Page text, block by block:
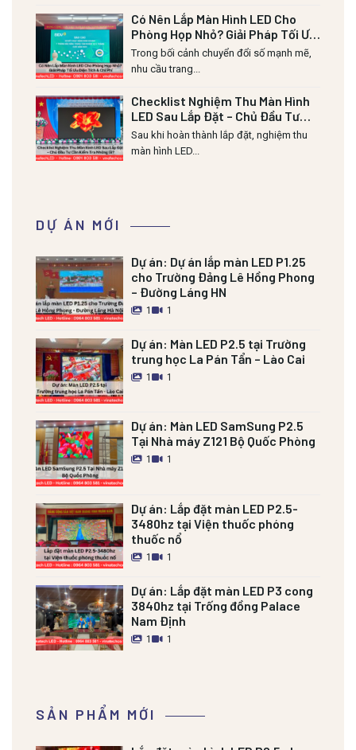
Có Nên Lắp Màn Hình LED Cho
Phòng Họp Nhỏ? Giải Pháp Tối Ưu
Diện Tích & Chi Phí
Trong bối cảnh chuyển đổi số mạnh mẽ,
nhu cầu trang...
Checklist Nghiệm Thu Màn Hình
LED Sau Lắp Đặt – Chủ Đầu Tư
Cần Kiểm Tra Những Gì?
Sau khi hoàn thành lắp đặt, nghiệm thu
màn hình LED...
DỰ ÁN MỚI
Dự án: Dự án lắp màn LED P1.25
cho Trường Đảng Lê Hồng Phong
– Đường Láng HN
1 1
Dự án: Màn LED P2.5 tại Trường
trung học La Pán Tẩn – Lào Cai
1 1
Dự án: Màn LED SamSung P2.5
Tại Nhà máy Z121 Bộ Quốc Phòng
1 1
Dự án: Lắp đặt màn LED P2.5-
3480hz tại Viện thuốc phóng
thuốc nổ
1 1
Dự án: Lắp đặt màn LED P3 cong
3840hz tại Trống đồng Palace
Nam Định
1 1
SẢN PHẨM MỚI